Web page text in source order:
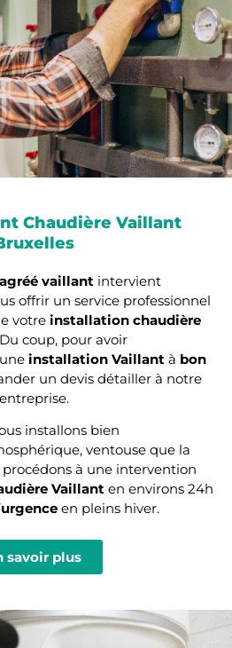
Chaudière Vaillant
vaillant intervient
offrir un service professionnel
votre installation chaudière
coup, pour avoir
installation Vaillant à bon
un devis détailler à notre
entreprise.
installons bien
ventouse que la
à une intervention
Vaillant en environs 24h
urgence en pleins hiver.
savoir plus